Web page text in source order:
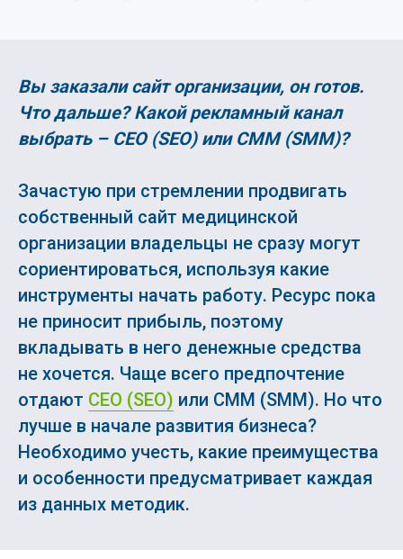
Вы заказали сайт организации, он готов.
Что дальше? Какой рекламный канал
выбрать – СЕО (SEO) или СММ (SMM)?
Зачастую при стремлении продвигать
собственный сайт медицинской
организации владельцы не сразу могут
сориентироваться, используя какие
инструменты начать работу. Ресурс пока
не приносит прибыль, поэтому
вкладывать в него денежные средства
не хочется. Чаще всего предпочтение
отдают СЕО (SEO) или СММ (SMM). Но что
лучше в начале развития бизнеса?
Необходимо учесть, какие преимущества
и особенности предусматривает каждая
из данных методик.